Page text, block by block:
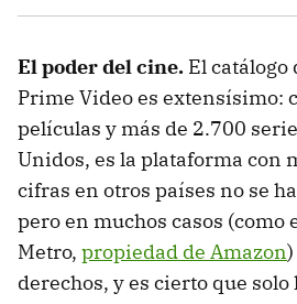
El poder del cine. El catálogo
Prime Video es extensísimo:
películas y más de 2.700
Unidos, es la plataforma con
cifras en otros países no se
pero en muchos casos (como
Metro, propiedad de Amazon
derechos, y es cierto que